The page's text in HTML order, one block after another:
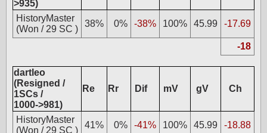
>935)
HistoryMaster
(Won / 29 SC )
38% 0% -38% 100% 45.99 -17.69
-18
dartleo
(Resigned /
1SCs /
1000->981)
Re Rr Dif mV gV Ch
HistoryMaster
(Won / 29 SC )
41% 0% -41% 100% 45.99 -18.88